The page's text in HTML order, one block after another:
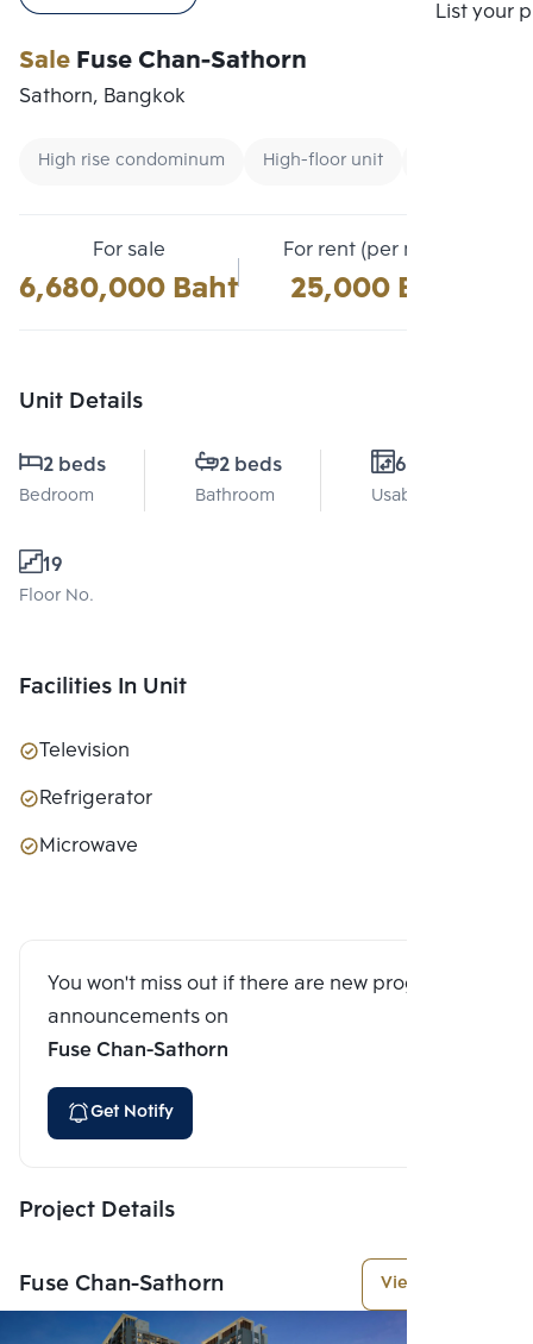
List your
SaleFuse Chan-Sathorn
Sathorn, Bangkok
High rise condominum High-floor unit
For sale
6,680,000 Baht
For rent (per month)
25,000 Baht
Unit Details
2 beds
Bedroom
2 beds
Bathroom
61 Sq.m.
Usable area
19
Floor No.
Facilities In Unit
Television
Refrigerator
Microwave
You won't miss out if there are new program
announcements on
Fuse Chan-Sathorn
Get Notify
Project Details
Fuse Chan-Sathorn View More